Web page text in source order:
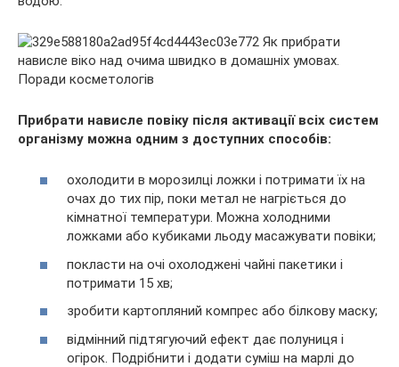
Прибрати нависле повіку після активації всіх систем
організму можна одним з доступних способів:
охолодити в морозилці ложки і потримати їх на
очах до тих пір, поки метал не нагріється до
кімнатної температури. Можна холодними
ложками або кубиками льоду масажувати повіки;
покласти на очі охолоджені чайні пакетики і
потримати 15 хв;
зробити картопляний компрес або білкову маску;
відмінний підтягуючий ефект дає полуниця і
огірок. Подрібнити і додати суміш на марлі до